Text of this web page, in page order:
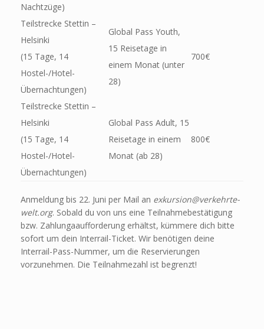
Nachtzüge)
Teilstrecke Stettin –
Helsinki
(15 Tage, 14
Hostel-/Hotel-
Übernachtungen)
Global Pass Youth,
15 Reisetage in
einem Monat (unter
28)
700€
Teilstrecke Stettin –
Helsinki
(15 Tage, 14
Hostel-/Hotel-
Übernachtungen)
Global Pass Adult, 15
Reisetage in einem
Monat (ab 28)
800€
Anmeldung bis 22. Juni per Mail an exkursion@verkehrte-
welt.org. Sobald du von uns eine Teilnahmebestätigung
bzw. Zahlungaaufforderung erhältst, kümmere dich bitte
sofort um dein Interrail-Ticket. Wir benötigen deine
Interrail-Pass-Nummer, um die Reservierungen
vorzunehmen. Die Teilnahmezahl ist begrenzt!